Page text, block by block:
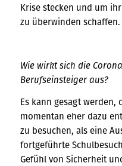
Krise stecken und um
zu überwinden schaffen.
Wie wirkt sich die
Berufseinsteiger aus?
Es kann gesagt werden,
momentan eher dazu
zu besuchen, als eine
fortgeführte
Gefühl von Sicherheit